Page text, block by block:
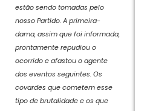
estão sendo tomadas pelo
nosso Partido. A primeira-
dama, assim que foi informada,
prontamente repudiou o
ocorrido e afastou o agente
dos eventos seguintes. Os
covardes que cometem esse
tipo de brutalidade e os que